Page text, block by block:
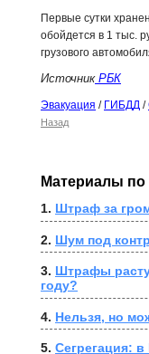
Первые сутки
обойдется в 1 тыс.
грузового
ИсточникРБК
Эвакуация / ГИБДД /
Назад
Материалы по
1. Штраф за
2. Шум под
3. Штрафы
году?
4. Нельзя, но
5. Сегрегация: